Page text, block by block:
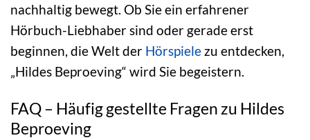
nachhaltig bewegt. Ob Sie ein erfahrener
Hörbuch-Liebhaber sind oder gerade erst
beginnen, die Welt der Hörspiele zu entdecken,
„Hildes Beproeving“ wird Sie begeistern.
FAQ – Häufig gestellte Fragen zu Hildes
Beproeving